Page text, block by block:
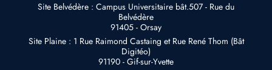
Site Belvédère : Campus Universitaire bât.507 - Rue du
Belvédère
91405 - Orsay
Site Plaine : 1 Rue Raimond Castaing et Rue René Thom (Bât
Digitéo)
91190 - Gif-sur-Yvette